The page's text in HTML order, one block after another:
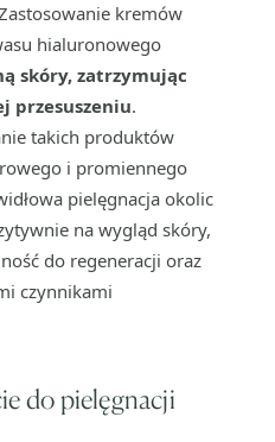
kremów
hialuronowego
skóry, zatrzymując
przesuszeniu.
takich produktów
i promiennego
pielęgnacja okolic
na wygląd skóry,
do regeneracji oraz
czynnikami
do pielęgnacji